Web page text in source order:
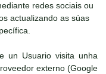
redes sociais ou
actualizando as súas
un Usuario visita unha
externo (Google